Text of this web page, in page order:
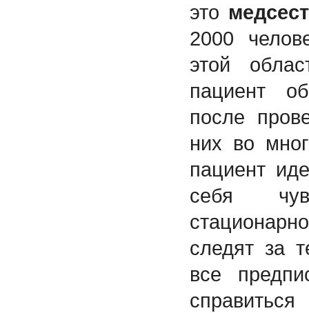
это
2000
этой
пациент
после
них во
пациент
себя
следят за
все